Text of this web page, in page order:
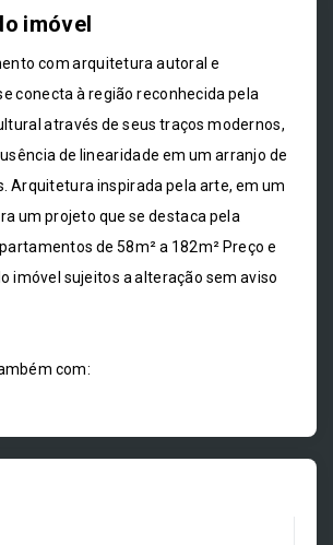
imóvel
com arquitetura autoral e
conecta à região reconhecida pela
através de seus traços modernos,
de linearidade em um arranjo de
Arquitetura inspirada pela arte, em um
um projeto que se destaca pela
de 58m² a 182m² Preço e
imóvel sujeitos a alteração sem aviso
com: